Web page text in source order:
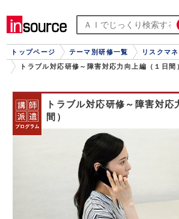
トップページ テーマ別研修一覧
リスクマ
トラブル対応研修～障害対応力向上編（１日間
トラブル対応研修～障害対応
間）